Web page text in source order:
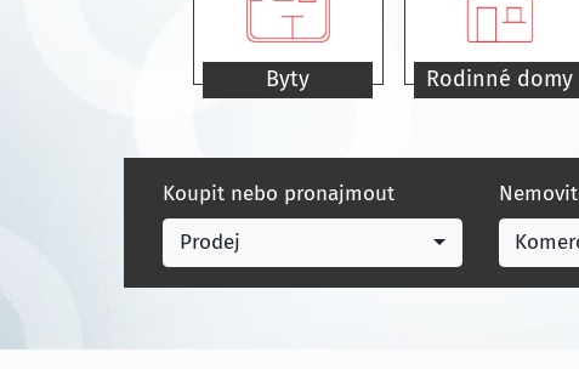
Byty Rodinné domy
Koupit nebo pronajmout
Prodej